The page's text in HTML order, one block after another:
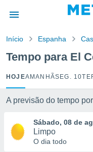
da
foi
as
fornecidas
Início Espanha
Tempo para El
HOJEAMANHÃSEG. 10
A previsão do tempo
Sábado, 08 de
Limpo
O dia todo